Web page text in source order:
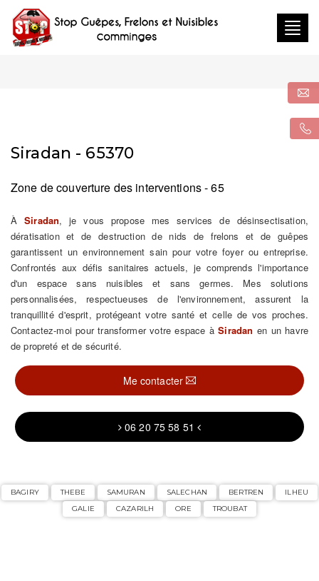
Siradan - 65370
Zone de couverture des interventions - 65
ÀSiradan, je vous propose mes services de désinsectisation,
dératisation et de destruction de nids de frelons et de guêpes
garantissent un environnement sain pour votre foyer ou entreprise.
Confrontés aux défis sanitaires actuels, je comprends l'importance
d'un espace sans nuisibles et sans germes. Mes solutions
personnalisées, respectueuses de l'environnement, assurent la
tranquillité d'esprit, protégeant votre santé et celle de vos proches.
Contactez-moi pour transformer votre espace àSiradan en un havre
de propreté et de sécurité.
Me contacter
06 20 75 58 51
BAGIRY THEBE SAMURAN SALECHAN BERTREN
ILHEU
GALIE
CAZARILH ORE TROUBAT